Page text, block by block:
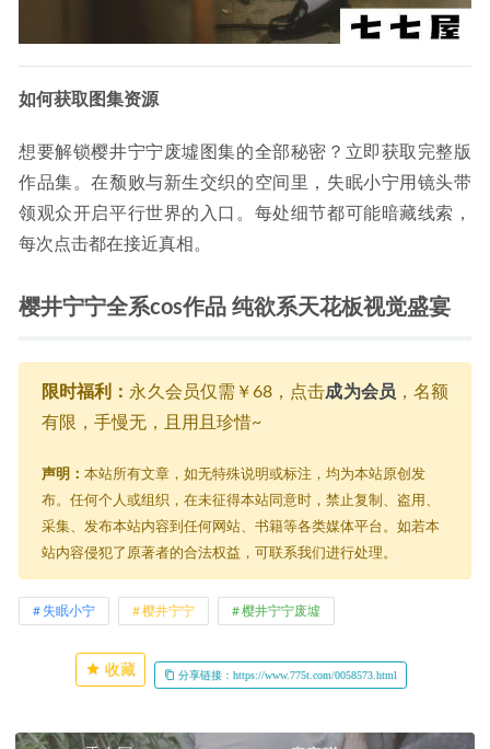
如何获取图集资源
想要解锁樱井宁宁废墟图集的全部秘密？立即获取完整版
作品集。在颓败与新生交织的空间里，失眠小宁用镜头带
领观众开启平行世界的入口。每处细节都可能暗藏线索，
每次点击都在接近真相。
樱井宁宁全系cos作品 纯欲系天花板视觉盛宴
限时福利： 永久会员仅需￥68，点击成为会员 ，名额
有限，手慢无，且用且珍惜~
声明： 本站所有文章，如无特殊说明或标注，均为本站原创发
布。任何个人或组织，在未征得本站同意时，禁止复制、盗用、
采集、发布本站内容到任何网站、书籍等各类媒体平台。如若本
站内容侵犯了原著者的合法权益，可联系我们进行处理。
失眠小宁 樱井宁宁 樱井宁宁废墟
收藏 分享链接：https://www.775t.com/0058573.html